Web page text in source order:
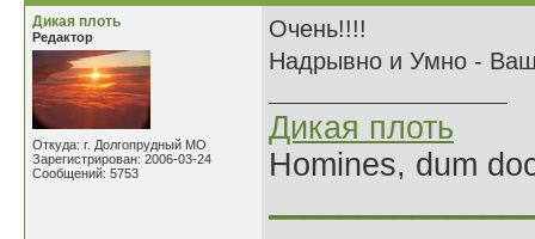
Дикая плоть
Редактор
Откуда: г. Долгопрудный МО
Зарегистрирован: 2006-03-24
Сообщений: 5753
Очень!!!!
Надрывно и Умно -
Дикая плоть
Homines, dum